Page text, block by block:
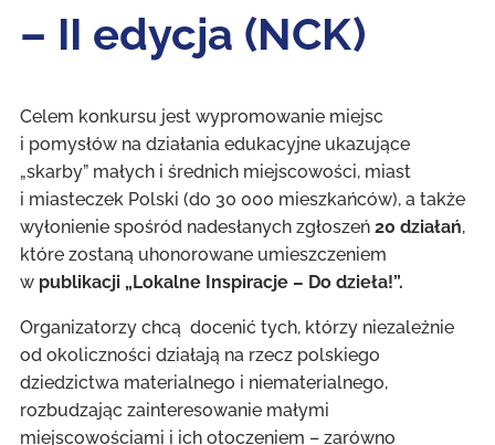
– II edycja (NCK)
Celem konkursu jest wypromowanie miejsc
i pomysłów na działania edukacyjne ukazujące
„skarby” małych i średnich miejscowości, miast
i miasteczek Polski (do 30 000 mieszkańców), a także
wyłonienie spośród nadesłanych zgłoszeń 20 działań,
które zostaną uhonorowane umieszczeniem
w publikacji „Lokalne Inspiracje – Do dzieła!”.
Organizatorzy chcą docenić tych, którzy niezależnie
od okoliczności działają na rzecz polskiego
dziedzictwa materialnego i niematerialnego,
rozbudzając zainteresowanie małymi
miejscowościami i ich otoczeniem – zarówno